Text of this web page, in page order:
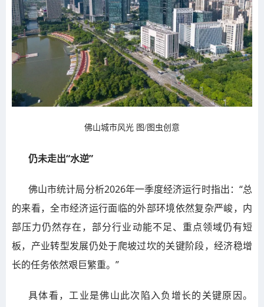
佛山城市风光 图/图虫创意
仍未走出“水逆”
佛山市统计局分析2026年一季度经济运行时指出：“总
的来看，全市经济运行面临的外部环境依然复杂严峻，内
部压力仍然存在，部分行业动能不足、重点领域仍有短
板，产业转型发展仍处于爬坡过坎的关键阶段，经济稳增
长的任务依然艰巨繁重。”
具体看，工业是佛山此次陷入负增长的关键原因。